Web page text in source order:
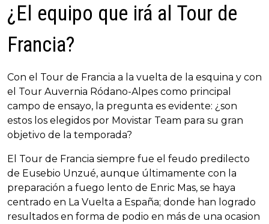
¿El equipo que irá al Tour de
Francia?
Con el Tour de Francia a la vuelta de la esquina y con
el Tour Auvernia Ródano-Alpes como principal
campo de ensayo, la pregunta es evidente: ¿son
estos los elegidos por Movistar Team para su gran
objetivo de la temporada?
El Tour de Francia siempre fue el feudo predilecto
de Eusebio Unzué, aunque últimamente con la
preparación a fuego lento de Enric Mas, se haya
centrado en La Vuelta a España; donde han logrado
resultados en forma de podio en más de una ocasion